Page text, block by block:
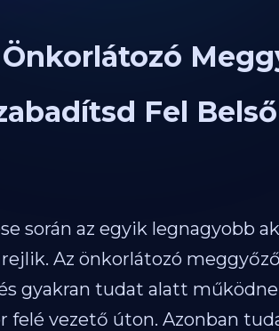
Fel
során az egyik legnagyobb
Az önkorlátozó
gyakran tudat alatt
felé vezető úton. Azonban